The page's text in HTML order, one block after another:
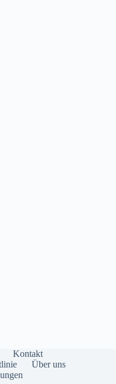
Kontakt
Über uns